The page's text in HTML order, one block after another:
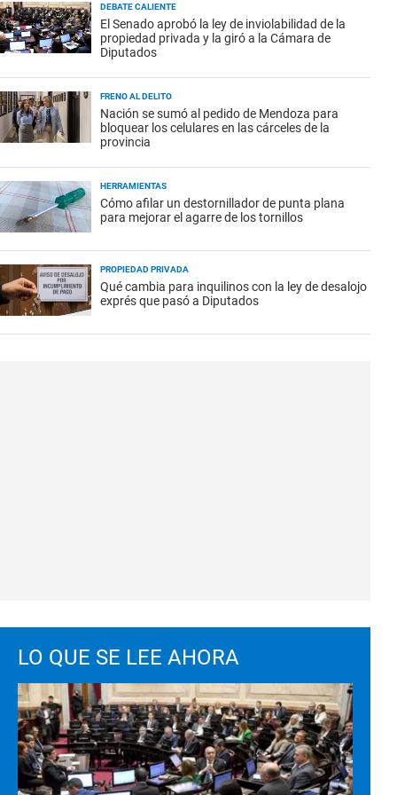
DEBATE CALIENTE
El Senado aprobó la ley de inviolabilidad de la
propiedad privada y la giró a la Cámara de
Diputados
FRENO AL DELITO
Nación se sumó al pedido de Mendoza para
bloquear los celulares en las cárceles de la
provincia
HERRAMIENTAS
Cómo afilar un destornillador de punta plana
para mejorar el agarre de los tornillos
PROPIEDAD PRIVADA
Qué cambia para inquilinos con la ley de desalojo
exprés que pasó a Diputados
LO QUE SE LEE AHORA